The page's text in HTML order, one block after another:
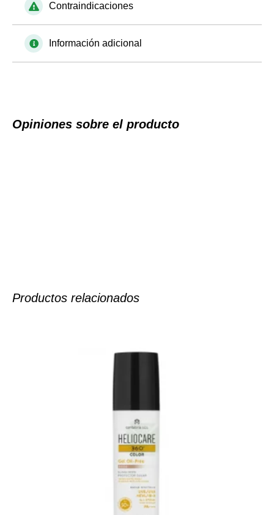
Contraindicaciones
Información adicional
Opiniones sobre el producto
Productos relacionados